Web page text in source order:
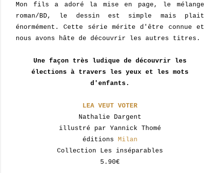
Mon fils a adoré la mise en page, le mélange
roman/BD, le dessin est simple mais plait
énormément. Cette série mérite d'être connue et
nous avons hâte de découvrir les autres titres.
Une façon très ludique de découvrir les
élections à travers les yeux et les mots
d'enfants.
LEA VEUT VOTER
Nathalie Dargent
illustré par Yannick Thomé
éditions Milan
Collection Les inséparables
5.90€